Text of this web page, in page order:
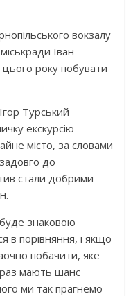
вокзалу
Іван
року побувати
Турський
екскурсію
місто, за словами
до
стали добрими
знаковою
в порівняння, і якщо
побачити, яке
мають шанс
ми так прагнемо